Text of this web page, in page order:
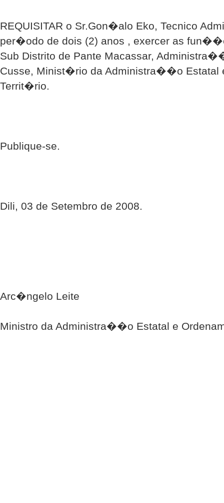
REQUISITAR o Sr.Gon�alo Eko, Tecnico
per�odo de dois (2) anos , exercer as
Sub Distrito de Pante Macassar,
Cusse, Minist�rio da Administra��o Estatal
Territ�rio.
Publique-se.
Dili, 03 de Setembro de 2008.
Arc�ngelo Leite
Ministro da Administra��o Estatal e